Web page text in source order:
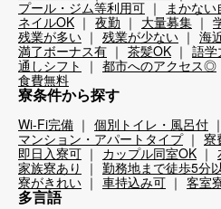
プール・ジム等利用可
まかない
ネイルOK
夜勤 大量募集
残業が多い
残業が少ない 海
満了ボーナス有
茶髪OK
語学
通しシフト
都市へのアクセス◎
食費無料
寮条件から探す
Wi-Fi完備 個別トイレ・風呂付
マンション・アパートタイプ
寮
即日入寮可
カップル同室OK
家族寮あり
勤務地まで徒歩5分
寮がきれい
車持込み可 客室
多言語